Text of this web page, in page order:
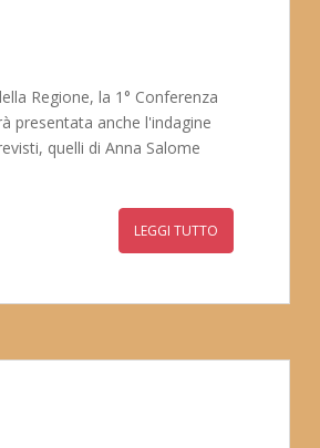
Regione, la 1° Conferenza
presentata anche l'indagine
quelli di Anna Salome
LEGGI TUTTO